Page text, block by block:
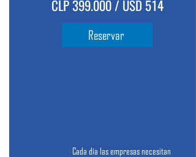
CLP 399.000 / USD 514
Reservar
Cada día las empresas necesitan